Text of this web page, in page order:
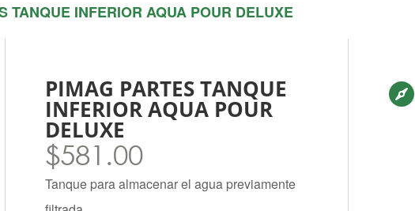
TANQUE INFERIOR AQUA POUR DELUXE
PIMAG PARTES TANQUE
INFERIOR AQUA POUR
DELUXE
$581.00
Tanque para almacenar el agua previamente
